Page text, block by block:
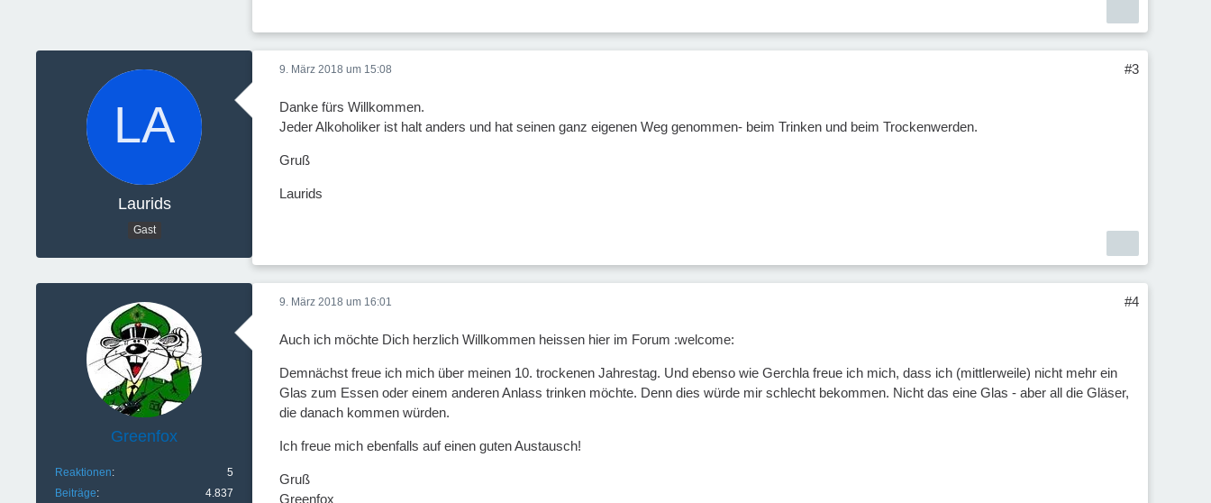
Laurids
Gast
9. März 2018 um 15:08 #3
Danke fürs Willkommen.
Jeder Alkoholiker ist halt anders und hat seinen ganz eigenen Weg genommen- beim Trinken und beim Trockenwerden.
Gruß
Laurids
Greenfox
Reaktionen
5
Beiträge
4.837
9. März 2018 um 16:01 #4
Auch ich möchte Dich herzlich Willkommen heissen hier im Forum :welcome:
Demnächst freue ich mich über meinen 10. trockenen Jahrestag. Und ebenso wie Gerchla freue ich mich, dass ich (mittlerweile) nicht mehr ein
Glas zum Essen oder einem anderen Anlass trinken möchte. Denn dies würde mir schlecht bekommen. Nicht das eine Glas - aber all die Gläser,
die danach kommen würden.
Ich freue mich ebenfalls auf einen guten Austausch!
Gruß
Greenfox